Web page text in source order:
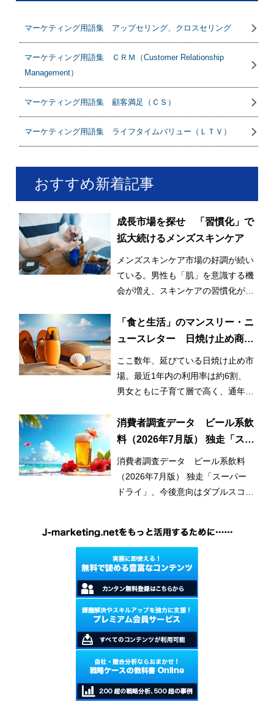
マーケティング用語集 アップセリング、クロスセリング
マーケティング用語集 ＣＲＭ（Customer Relationship
Management）
マーケティング用語集 顧客満足（ＣＳ）
マーケティング用語集 ライフタイムバリュー（ＬＴＶ）
おすすめ新着記事
成長市場を探せ 「習慣化」で
拡大続けるメンズスキンケア
メンズスキンケア市場の好調が続い
ている。男性も「肌」を意識する機
会が増え、スキンケアの習慣化が始
「食と生活」のマンスリー・ニ
ュースレター 日焼け止め商品
の利用率が3割増！ 日常的かつ
早期化・長期化する日焼け止め
市場
ここ数年、延びている日焼け止め市
場。最近1年内の利用率は約6割、
男女ともに子育て層で高く、通年利
とつの要因となっている。
消費者調査データ ビール系飲
料（2026年7月版） 独走「スー
パードライ」、今後意向はダブ
ルスコアに
消費者調査データ ビール系飲料
（2026年7月版） 独走「スーパー
ドライ」、今後意向はダブルスコア